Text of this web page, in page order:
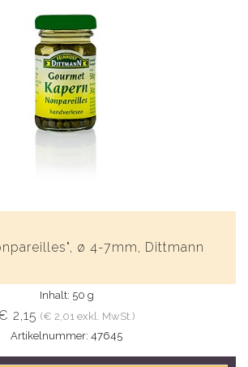
ø 4-7mm, Dittmann
Inhalt: 50 g
2,15 (€ 2,01 exkl. MwSt.)
Artikelnummer: 47645